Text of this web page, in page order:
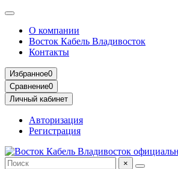
О компании
Восток Кабель Владивосток
Контакты
Избранное0
Сравнение0
Личный кабинет
Авторизация
Регистрация
×